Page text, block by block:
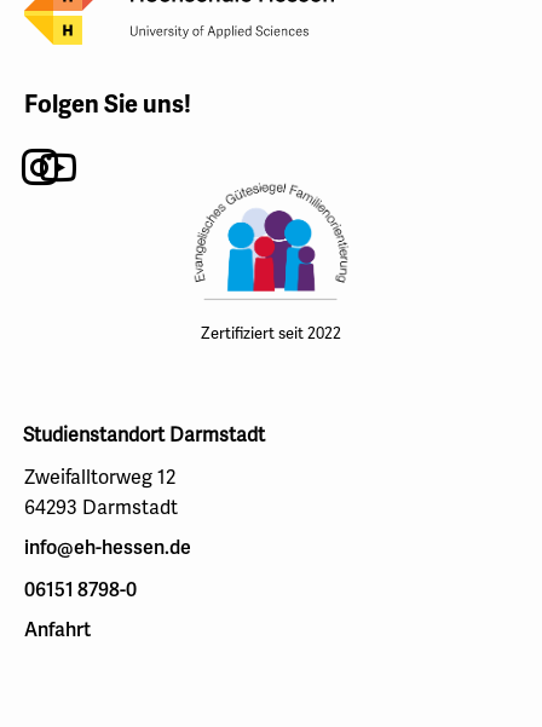
Folgen Sie uns!
Instagram
Youtube
Zertifiziert seit 2022
Studienstandort Darmstadt
Zweifalltorweg 12
64293 Darmstadt
info@eh-hessen.de
06151 8798-0
Anfahrt